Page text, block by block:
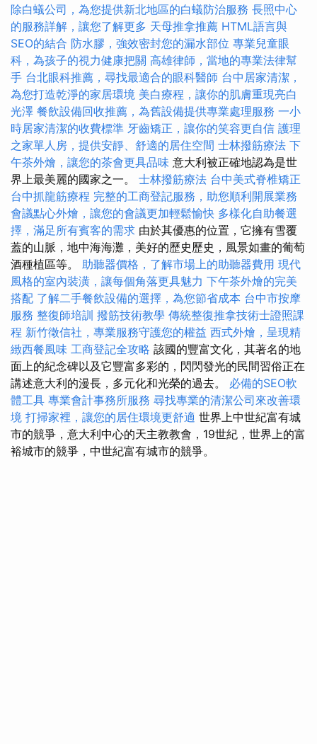
除白蟻公司，為您提供新北地區的白蟻防治服務 長照中心
的服務詳解，讓您了解更多 天母推拿推薦 HTML語言與
SEO的結合 防水膠，強效密封您的漏水部位 專業兒童眼
科，為孩子的視力健康把關 高雄律師，當地的專業法律幫
手 台北眼科推薦，尋找最適合的眼科醫師 台中居家清潔，
為您打造乾淨的家居環境 美白療程，讓你的肌膚重現亮白
光澤 餐飲設備回收推薦，為舊設備提供專業處理服務 一小
時居家清潔的收費標準 牙齒矯正，讓你的笑容更自信 護理
之家單人房，提供安靜、舒適的居住空間 士林撥筋療法 下
午茶外燴，讓您的茶會更具品味 意大利被正確地認為是世
界上最美麗的國家之一。 士林撥筋療法 台中美式脊椎矯正
台中抓龍筋療程 完整的工商登記服務，助您順利開展業務
會議點心外燴，讓您的會議更加輕鬆愉快 多樣化自助餐選
擇，滿足所有賓客的需求 由於其優惠的位置，它擁有雪覆
蓋的山脈，地中海海灘，美好的歷史歷史，風景如畫的葡萄
酒種植區等。 助聽器價格，了解市場上的助聽器費用 現代
風格的室內裝潢，讓每個角落更具魅力 下午茶外燴的完美
搭配 了解二手餐飲設備的選擇，為您節省成本 台中市按摩
服務 整復師培訓 撥筋技術教學 傳統整復推拿技術士證照課
程 新竹徵信社，專業服務守護您的權益 西式外燴，呈現精
緻西餐風味 工商登記全攻略 該國的豐富文化，其著名的地
面上的紀念碑以及它豐富多彩的，閃閃發光的民間習俗正在
講述意大利的漫長，多元化和光榮的過去。 必備的SEO軟
體工具 專業會計事務所服務 尋找專業的清潔公司來改善環
境 打掃家裡，讓您的居住環境更舒適 世界上中世紀富有城
市的競爭，意大利中心的天主教教會，19世紀，世界上的富
裕城市的競爭，中世紀富有城市的競爭。